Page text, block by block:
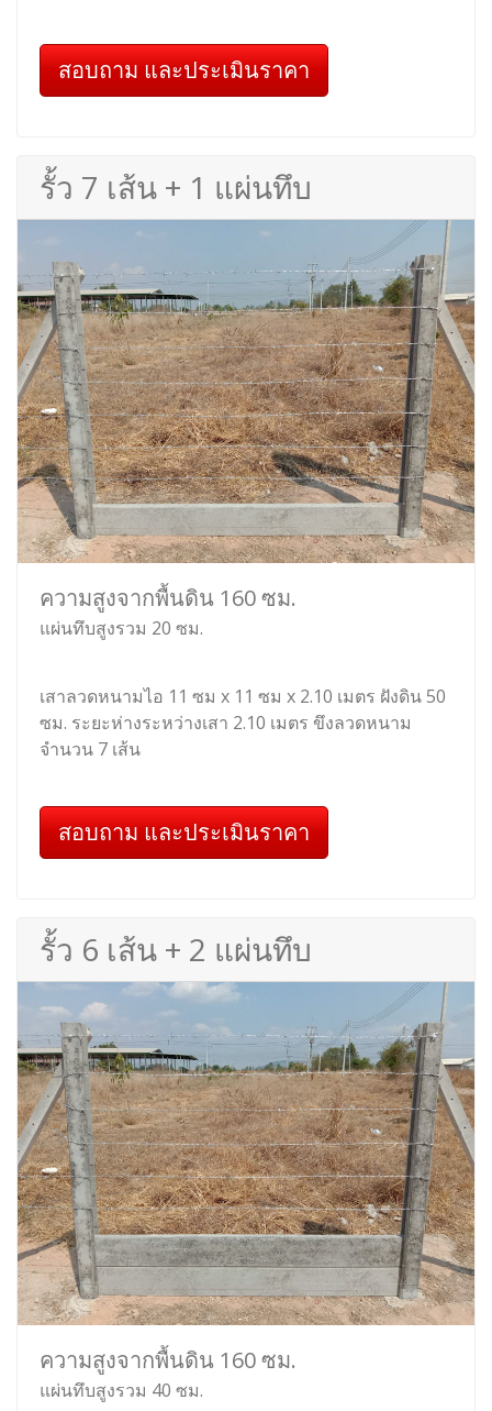
สอบถาม และประเมินราคา
รั้ว 7 เส้น + 1 แผ่นทึบ
ความสูงจากพื้นดิน 160 ซม.
แผ่นทึบสูงรวม 20 ซม.
เสาลวดหนามไอ 11 ซม x 11 ซม x 2.10 เมตร ฝังดิน 50
ซม. ระยะห่างระหว่างเสา 2.10 เมตร ขึงลวดหนาม
จำนวน 7 เส้น
สอบถาม และประเมินราคา
รั้ว 6 เส้น + 2 แผ่นทึบ
ความสูงจากพื้นดิน 160 ซม.
แผ่นทึบสูงรวม 40 ซม.